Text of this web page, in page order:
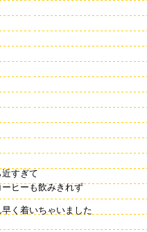
すぎて
ヒーも飲みきれず
く着いちゃいました